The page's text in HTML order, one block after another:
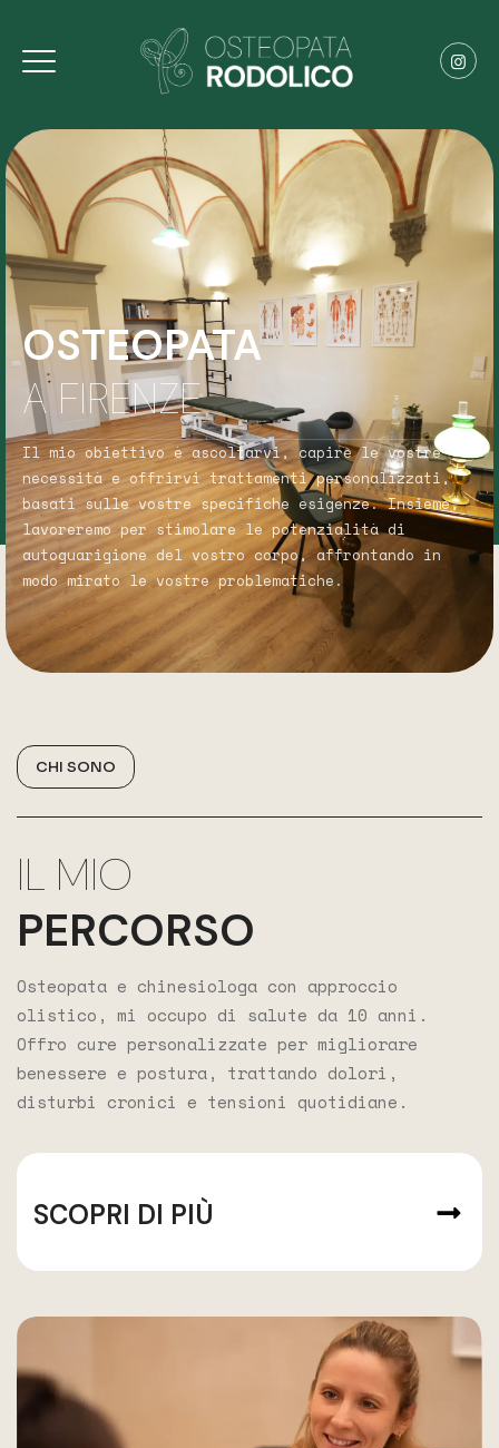
OSTEOPATA
A FIRENZE
Il mio obiettivo è ascoltarvi, capire le vostre
necessità e offrirvi trattamenti personalizzati,
basati sulle vostre specifiche esigenze. Insieme,
lavoreremo per stimolare le potenzialità di
autoguarigione del vostro corpo, affrontando in
modo mirato le vostre problematiche.
CHI SONO
IL MIO
PERCORSO
Osteopata e chinesiologa con approccio
olistico, mi occupo di salute da 10 anni.
Offro cure personalizzate per migliorare
benessere e postura, trattando dolori,
disturbi cronici e tensioni quotidiane.
SCOPRI DI PIÙ